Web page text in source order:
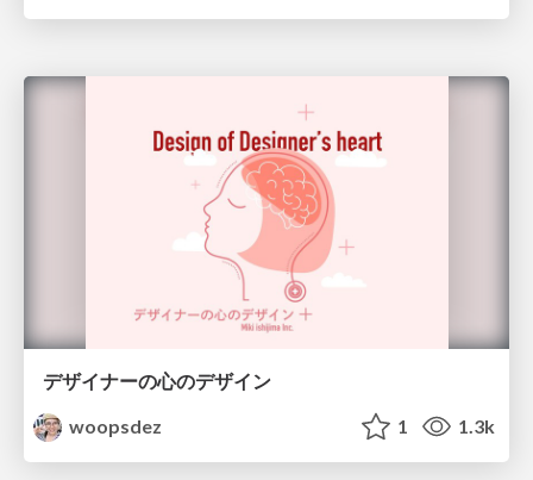
デザイナーの心のデザイン
woopsdez
1 1.3k